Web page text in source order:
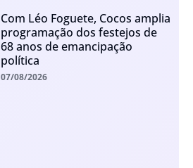
Com Léo Foguete, Cocos amplia
programação dos festejos de
68 anos de emancipação
política
07/08/2026